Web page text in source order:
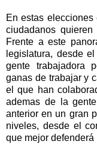
En estas
ciudadanos
Frente a este
legislatura, desde
gente trabajadora
ganas de trabajar y
el que han
ademas de la
anterior en un gran
niveles, desde el
que mejor defenderá